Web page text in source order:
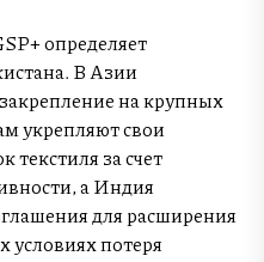
определяет
В Азии
на крупных
укрепляют свои
текстиля за счет
а Индия
для расширения
условиях потеря